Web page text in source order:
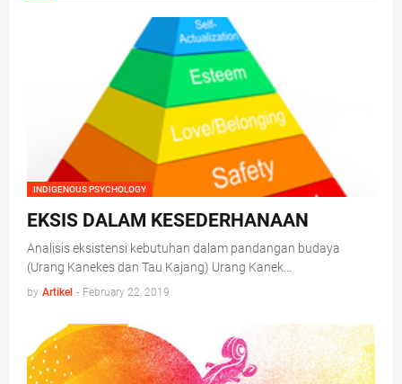
INDIGENOUS PSYCHOLOGY
EKSIS DALAM KESEDERHANAAN
Analisis eksistensi kebutuhan dalam pandangan budaya
(Urang Kanekes dan Tau Kajang) Urang Kanek…
by Artikel - February 22, 2019